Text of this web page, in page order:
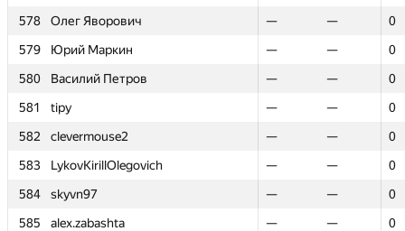
578
Олег Яворович — —
0
579
Юрий Маркин — —
0
580
Василий Петров — —
0
581
tipy — —
0
582
clevermouse2 — —
0
583
LykovKirillOlegovich — —
0
584
skyvn97 — —
0
585
alex.zabashta — —
0
578
Олег Яворович — —
0
579
Юрий Маркин — —
0
580
Василий Петров — —
0
581
tipy — —
0
582
clevermouse2 — —
0
583
LykovKirillOlegovich — —
0
584
skyvn97 — —
0
585
alex.zabashta — —
0